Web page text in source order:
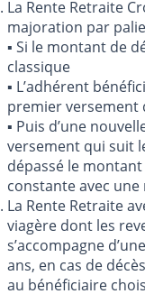
La Rente Retraite
majoration par
▪ Si le montant de
classique
▪ L’adhérent
premier versement
▪ Puis d’une
versement qui suit
dépassé le
constante avec une
La Rente Retraite
viagère dont les
s’accompagne
ans, en cas de
au bénéficiaire